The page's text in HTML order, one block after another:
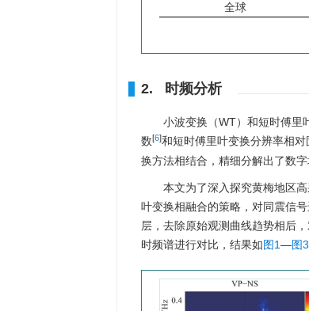
全球
2. 时频分析
小波变换（WT）和短时傅里
数[6]和短时傅里叶变换分辨率相对
换方法相结合，精细分解出了数
本文为了深入探究黄梅地区
叶变换相融合的策略，对同震信
层，去除原始观测曲线趋势相后
时频谱进行对比，结果如图1—图3